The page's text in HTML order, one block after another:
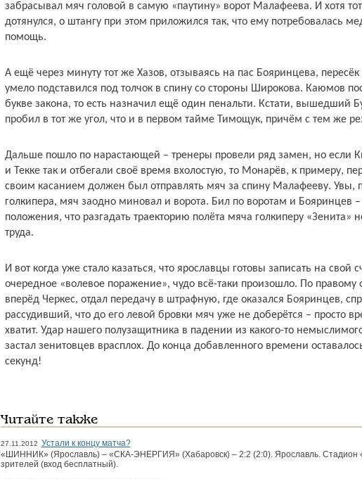
забрасывал мяч головой в самую «паутину» ворот Малафеева. И хотя
дотянулся, о штангу при этом приложился так, что ему потребовалась
помощь.
А ещё через минуту тот же Хазов, отзываясь на пас Бояринцева,
умело подставился под толчок в спину со стороны Широкова. Каюмов
букве закона, то есть назначил ещё один пенальти. Кстати, вышедший
пробил в тот же угол, что и в первом тайме Тимощук, причём с тем же
Дальше пошло по нарастающей – тренеры провели ряд замен, но если
и Текке так и отбегали своё время вхолостую, то Монарёв, к примеру,
своим касанием должен был отправлять мяч за спину Малафееву. Увы,
голкипера, мяч заодно миновал и ворота. Бил по воротам и Бояринцев –
положения, что разгадать траекторию полёта мяча голкиперу «Зенита»
труда.
И вот когда уже стало казаться, что ярославцы готовы записать на свой
очередное «волевое поражение», чудо всё-таки произошло. По правому
вперёд Черкес, отдал передачу в штрафную, где оказался Бояринцев,
рассудивший, что до его левой бровки мяч уже не доберётся – просто
хватит. Удар нашего полузащитника в падении из какого-то
застал зенитовцев врасплох. До конца добавленного времени
секунд!
Читайте также
27.11.2012 Устали к концу матча?
«ШИННИК» (Ярославль) – «СКА-ЭНЕРГИЯ» (Хабаровск) – 2:2 (2:0). Ярославль. Стадион
зрителей (вход бесплатный).